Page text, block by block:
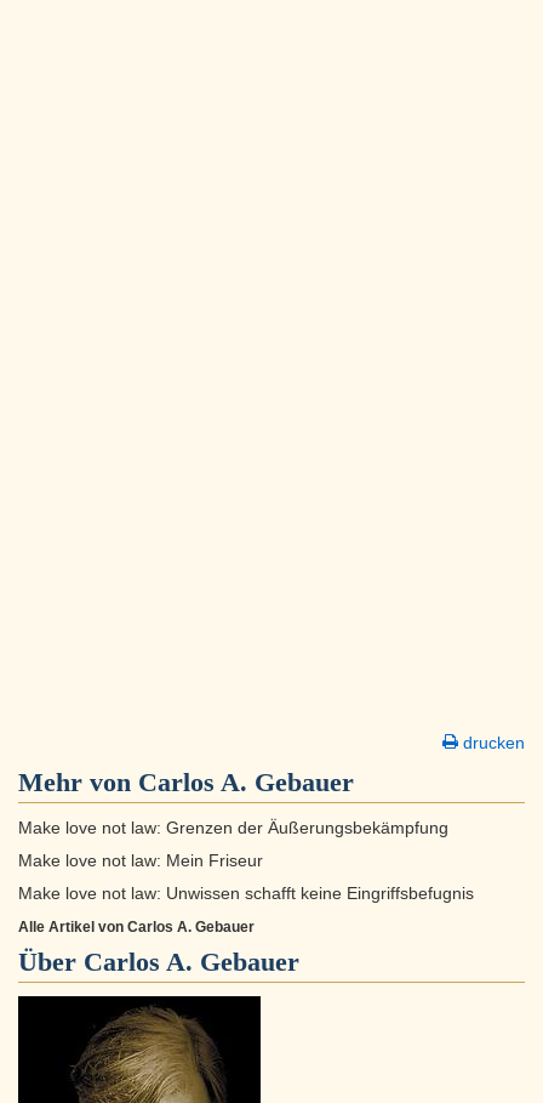
drucken
Mehr von Carlos A. Gebauer
Make love not law: Grenzen der Äußerungsbekämpfung
Make love not law: Mein Friseur
Make love not law: Unwissen schafft keine Eingriffsbefugnis
Alle Artikel von Carlos A. Gebauer
Über Carlos A. Gebauer